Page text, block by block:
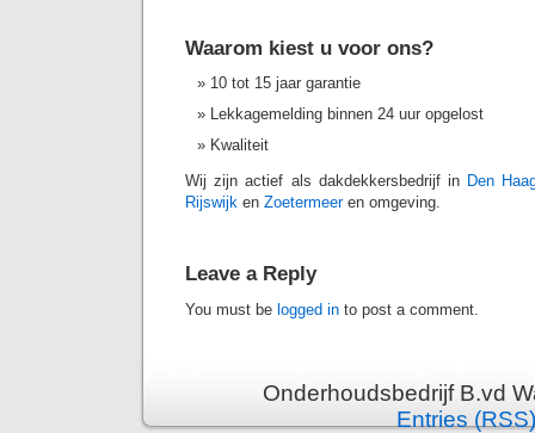
Waarom kiest u voor ons?
10 tot 15 jaar garantie
Lekkagemelding binnen 24 uur opgelost
Kwaliteit
Wij zijn actief als dakdekkersbedrijf in Den
Rijswijk en Zoetermeeren omgeving.
Leave a Reply
You must be logged in to post a comment.
Onderhoudsbedrijf B.vd
Entries (RSS)